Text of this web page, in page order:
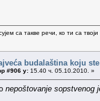
са такве речи, ко ти са
budalaština koju
#906 у: 15.40 ч. 05.10.2010. »
nepoštovanje sopstvenog